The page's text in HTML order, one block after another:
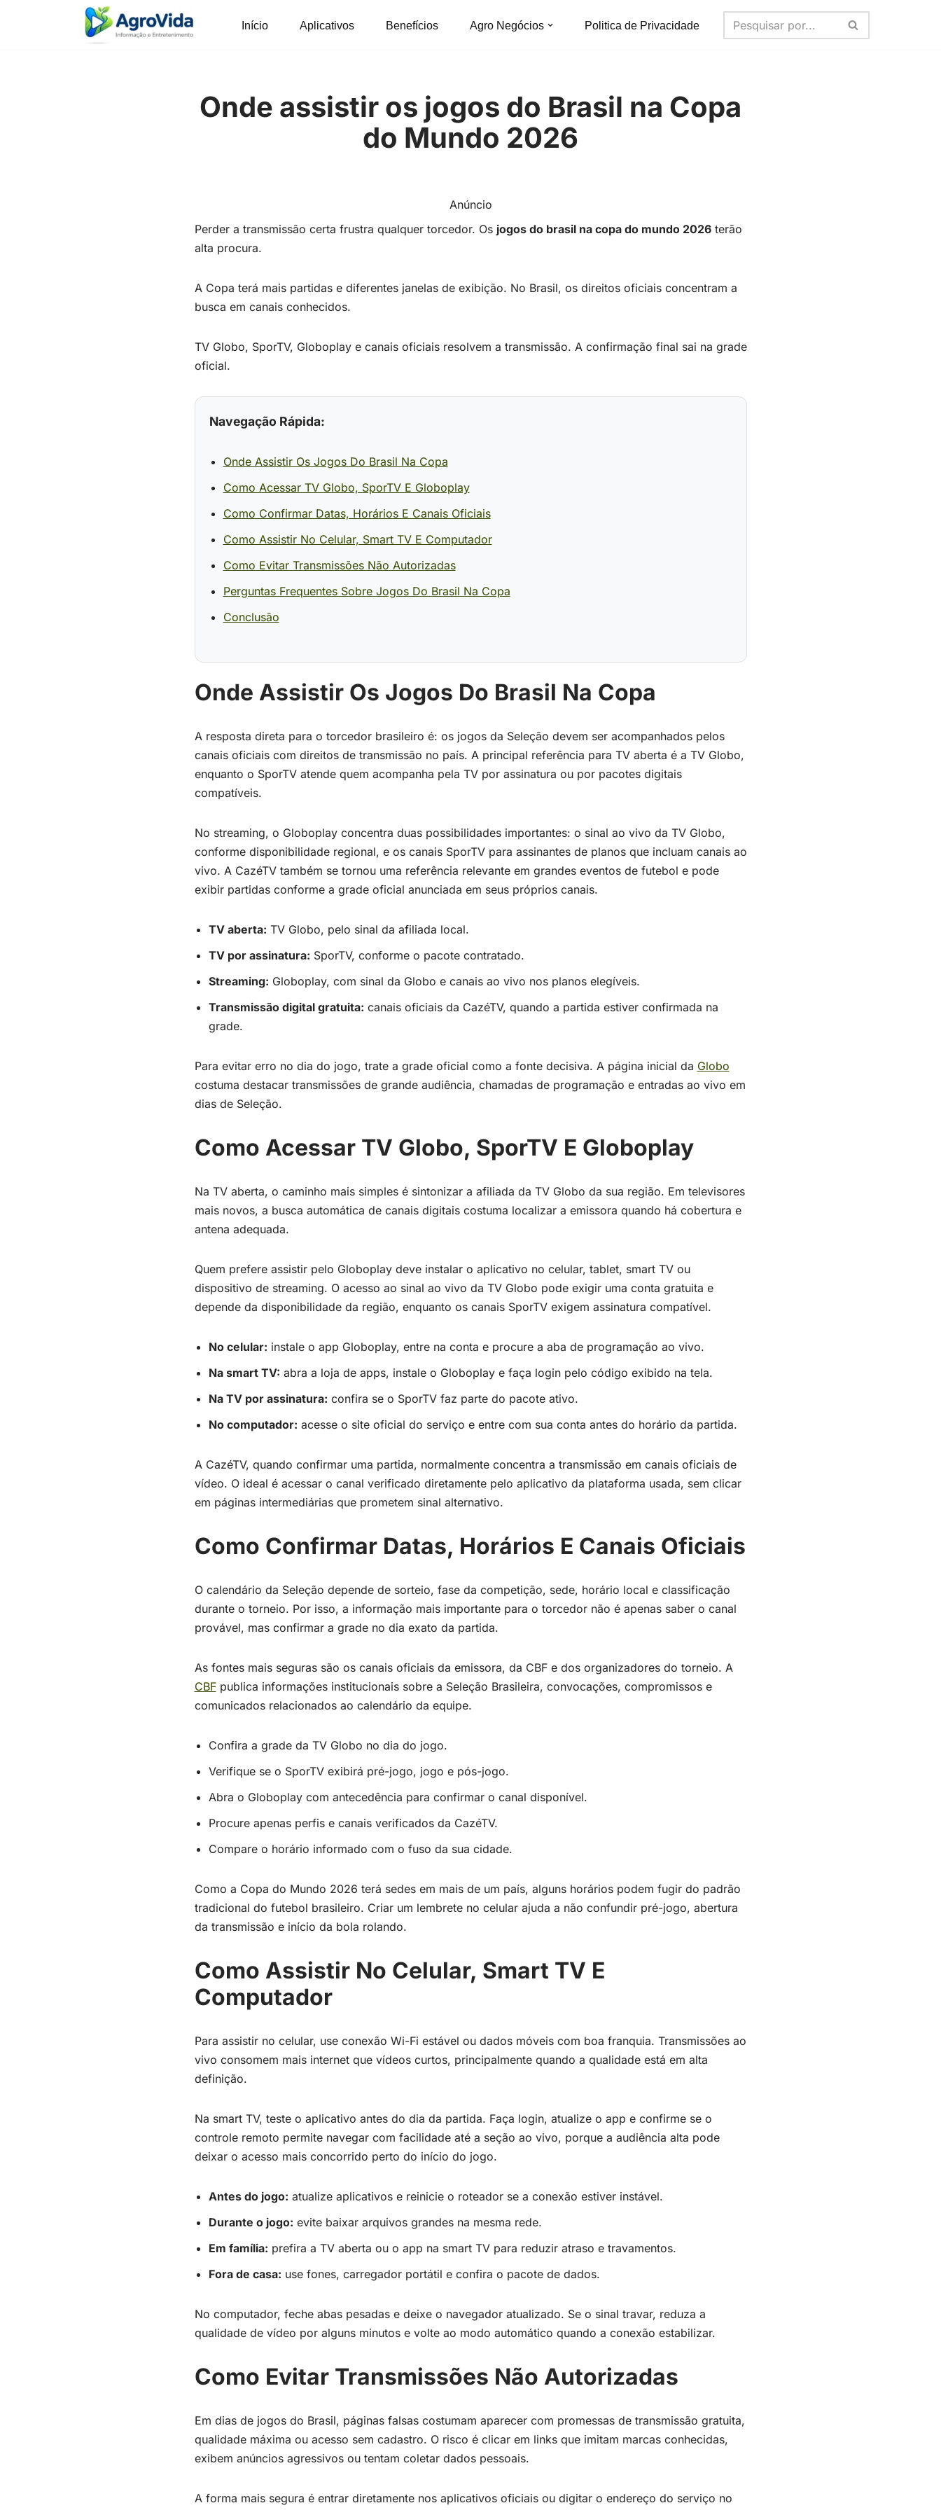
Início Aplicativos Benefícios Agro Negócios Politica de Privacidade
Onde assistir os jogos do Brasil na Copa
do Mundo 2026
Anúncio
Perder a transmissão certa frustra qualquer torcedor. Os jogos do brasil na copa do mundo 2026terão
alta procura.
A Copa terá mais partidas e diferentes janelas de exibição. No Brasil, os direitos oficiais concentram a
busca em canais conhecidos.
TV Globo, SporTV, Globoplay e canais oficiais resolvem a transmissão. A confirmação final sai na grade
oficial.
Navegação Rápida:
Onde Assistir Os Jogos Do Brasil Na Copa
Como Acessar TV Globo, SporTV E Globoplay
Como Confirmar Datas, Horários E Canais Oficiais
Como Assistir No Celular, Smart TV E Computador
Como Evitar Transmissões Não Autorizadas
Perguntas Frequentes Sobre Jogos Do Brasil Na Copa
Conclusão
Onde Assistir Os Jogos Do Brasil Na Copa
A resposta direta para o torcedor brasileiro é: os jogos da Seleção devem ser acompanhados pelos
canais oficiais com direitos de transmissão no país. A principal referência para TV aberta é a TV Globo,
enquanto o SporTV atende quem acompanha pela TV por assinatura ou por pacotes digitais
compatíveis.
No streaming, o Globoplay concentra duas possibilidades importantes: o sinal ao vivo da TV Globo,
conforme disponibilidade regional, e os canais SporTV para assinantes de planos que incluam canais ao
vivo. A CazéTV também se tornou uma referência relevante em grandes eventos de futebol e pode
exibir partidas conforme a grade oficial anunciada em seus próprios canais.
TV aberta: TV Globo, pelo sinal da afiliada local.
TV por assinatura: SporTV, conforme o pacote contratado.
Streaming: Globoplay, com sinal da Globo e canais ao vivo nos planos elegíveis.
Transmissão digital gratuita: canais oficiais da CazéTV, quando a partida estiver confirmada na
grade.
Para evitar erro no dia do jogo, trate a grade oficial como a fonte decisiva. A página inicial da Globo
costuma destacar transmissões de grande audiência, chamadas de programação e entradas ao vivo em
dias de Seleção.
Como Acessar TV Globo, SporTV E Globoplay
Na TV aberta, o caminho mais simples é sintonizar a afiliada da TV Globo da sua região. Em televisores
mais novos, a busca automática de canais digitais costuma localizar a emissora quando há cobertura e
antena adequada.
Quem prefere assistir pelo Globoplay deve instalar o aplicativo no celular, tablet, smart TV ou
dispositivo de streaming. O acesso ao sinal ao vivo da TV Globo pode exigir uma conta gratuita e
depende da disponibilidade da região, enquanto os canais SporTV exigem assinatura compatível.
No celular: instale o app Globoplay, entre na conta e procure a aba de programação ao vivo.
Na smart TV: abra a loja de apps, instale o Globoplay e faça login pelo código exibido na tela.
Na TV por assinatura: confira se o SporTV faz parte do pacote ativo.
No computador: acesse o site oficial do serviço e entre com sua conta antes do horário da partida.
A CazéTV, quando confirmar uma partida, normalmente concentra a transmissão em canais oficiais de
vídeo. O ideal é acessar o canal verificado diretamente pelo aplicativo da plataforma usada, sem clicar
em páginas intermediárias que prometem sinal alternativo.
Como Confirmar Datas, Horários E Canais Oficiais
O calendário da Seleção depende de sorteio, fase da competição, sede, horário local e classificação
durante o torneio. Por isso, a informação mais importante para o torcedor não é apenas saber o canal
provável, mas confirmar a grade no dia exato da partida.
As fontes mais seguras são os canais oficiais da emissora, da CBF e dos organizadores do torneio. A
CBFpublica informações institucionais sobre a Seleção Brasileira, convocações, compromissos e
comunicados relacionados ao calendário da equipe.
Confira a grade da TV Globo no dia do jogo.
Verifique se o SporTV exibirá pré-jogo, jogo e pós-jogo.
Abra o Globoplay com antecedência para confirmar o canal disponível.
Procure apenas perfis e canais verificados da CazéTV.
Compare o horário informado com o fuso da sua cidade.
Como a Copa do Mundo 2026 terá sedes em mais de um país, alguns horários podem fugir do padrão
tradicional do futebol brasileiro. Criar um lembrete no celular ajuda a não confundir pré-jogo, abertura
da transmissão e início da bola rolando.
Como Assistir No Celular, Smart TV E
Computador
Para assistir no celular, use conexão Wi-Fi estável ou dados móveis com boa franquia. Transmissões ao
vivo consomem mais internet que vídeos curtos, principalmente quando a qualidade está em alta
definição.
Na smart TV, teste o aplicativo antes do dia da partida. Faça login, atualize o app e confirme se o
controle remoto permite navegar com facilidade até a seção ao vivo, porque a audiência alta pode
deixar o acesso mais concorrido perto do início do jogo.
Antes do jogo: atualize aplicativos e reinicie o roteador se a conexão estiver instável.
Durante o jogo: evite baixar arquivos grandes na mesma rede.
Em família: prefira a TV aberta ou o app na smart TV para reduzir atraso e travamentos.
Fora de casa: use fones, carregador portátil e confira o pacote de dados.
No computador, feche abas pesadas e deixe o navegador atualizado. Se o sinal travar, reduza a
qualidade de vídeo por alguns minutos e volte ao modo automático quando a conexão estabilizar.
Como Evitar Transmissões Não Autorizadas
Em dias de jogos do Brasil, páginas falsas costumam aparecer com promessas de transmissão gratuita,
qualidade máxima ou acesso sem cadastro. O risco é clicar em links que imitam marcas conhecidas,
exibem anúncios agressivos ou tentam coletar dados pessoais.
A forma mais segura é entrar diretamente nos aplicativos oficiais ou digitar o endereço do serviço no